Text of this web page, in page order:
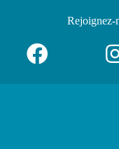
Rejoignez-